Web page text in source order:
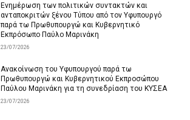
Ενημέρωση των πολιτικών συντακτών και
ανταποκριτών ξένου Τύπου από τον Υφυπουργό
παρά τω Πρωθυπουργώ και Κυβερνητικό
Εκπρόσωπο Παύλο Μαρινάκη
23/07/2026
Ανακοίνωση του Υφυπουργού παρά τω
Πρωθυπουργώ και Κυβερνητικού Εκπροσώπου
Παύλου Μαρινάκη για τη συνεδρίαση του ΚΥΣΕΑ
23/07/2026